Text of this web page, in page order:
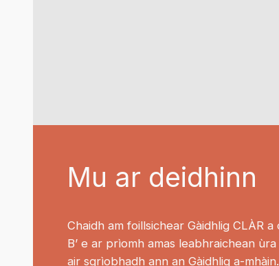
Mu ar deidhinn
Chaidh am foillsichear Gàidhlig CLÀR
B’ e ar prìomh amas leabhraichean
air sgrìobhadh ann an Gàidhlig a-mhàin.